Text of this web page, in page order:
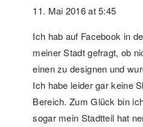
11. Mai 2016 at 5:45
Ich hab auf Facebook in
meiner Stadt gefragt, ob
einen zu designen und
Ich habe leider gar keine
Bereich. Zum Glück bin
sogar mein Stadtteil hat